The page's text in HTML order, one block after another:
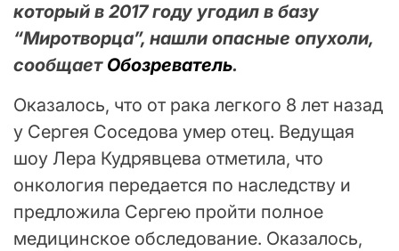
который в 2017 году угодил в базу
“Миротворца”, нашли опасные опухоли,
сообщает Обозреватель.
Оказалось, что от рака легкого 8 лет назад
у Сергея Соседова умер отец. Ведущая
шоу Лера Кудрявцева отметила, что
онкология передается по наследству и
предложила Сергею пройти полное
медицинское обследование. Оказалось,